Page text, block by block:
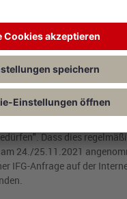
normativen Bereichen,
1379(1380)).
entspricht.
umgangen werden" (
v. 9.11.2000 zu den
aus, dass
eines Eingriffs in die
Dass dies
24./25.11.2021
IFG-Anfrage auf der